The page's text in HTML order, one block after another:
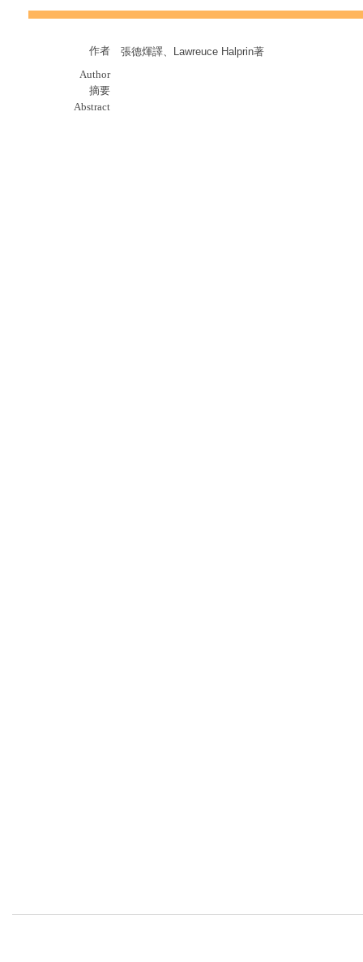
作者
張德煇譯、Lawreuce Halprin著
Author
摘要
Abstract